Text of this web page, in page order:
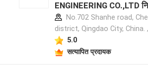
ENGINEERING CO.,LTD
प्रोफ़ाइलNo.702 Shanhe road,
district, Qingdao City, China.
5.0
सत्यापित प्रदायक